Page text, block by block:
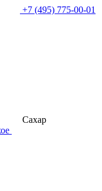
+7 (495) 775-00-01
Сахар